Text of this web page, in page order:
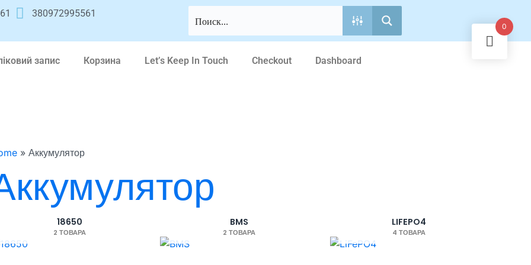
380972995561
запис Корзина Let’s Keep In Touch Checkout Dashboard
» Аккумулятор
18650
2 ТОВАРА
BMS
2 ТОВАРА
LIFEPO4
4 ТОВАРА
0